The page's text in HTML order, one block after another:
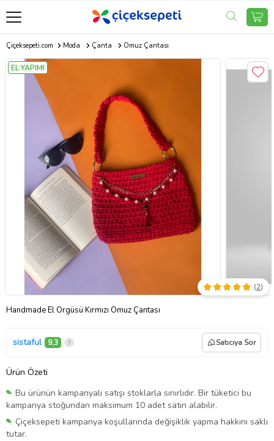
Çiçeksepeti.com Moda Çanta Omuz Çantası
EL YAPIMI
Handmade El Örgüsü Kırmızı Omuz Çantası
(2)
sistaful 9,3 Satıcıya Sor
Ürün Özeti
Bu ürünün kampanyalı satışı stoklarla sınırlıdır. Bir tüketici bu
kampanya stoğundan maksimum 10 adet satın alabilir.
Çiçeksepeti kampanya koşullarında değişiklik yapma hakkını saklı
tutar.